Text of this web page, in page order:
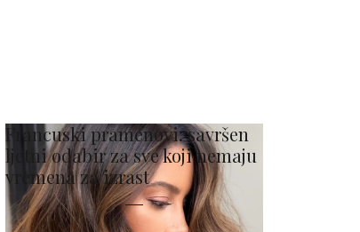
Francuski pramenovi: savršen
ljetni odabir za sve koji nemaju
vremena za izrast